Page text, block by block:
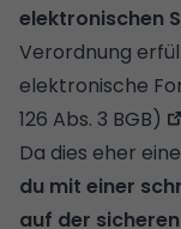
elektronischen
Verordnung
elektronische
126 Abs. 3 BGB)
Da dies eher
du mit einer
auf der